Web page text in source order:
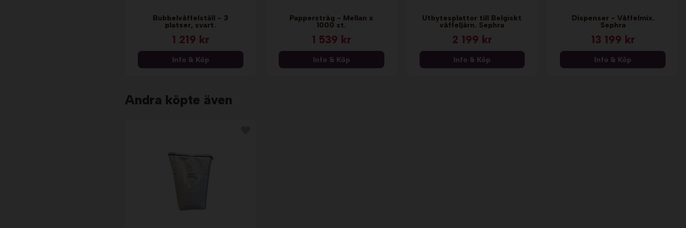
Bubbelvåffelställ - 3
platser, svart.
1 219 kr
Info & Köp
Papperstråg - Mellan x
1000 st.
1 539 kr
Info & Köp
Utbytesplattor till Belgiskt
våffeljärn. Sephra
2 199 kr
Info & Köp
Dispenser - Våffelmix.
Sephra
13 199 kr
Info & Köp
Andra köpte även